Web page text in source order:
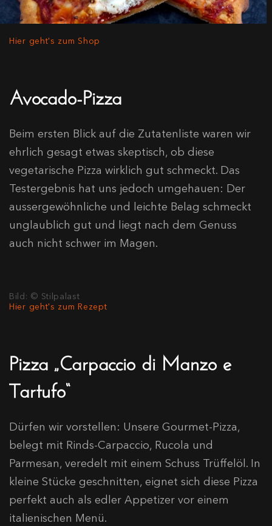
Hier geht's zum Shop
Avocado-Pizza
Beim ersten Blick auf die Zutatenliste waren wir
ehrlich gesagt etwas skeptisch, ob diese
vegetarische Pizza wirklich gut schmeckt. Das
Testergebnis hat uns jedoch umgehauen: Der
aussergewöhnliche und leichte Belag schmeckt
unglaublich gut und liegt nach dem Genuss
auch nicht schwer im Magen.
Bild: © Stilpalast
Hier geht's zum Rezept
Pizza „Carpaccio di Manzo e
Tartufo“
Dürfen wir vorstellen: Unsere Gourmet-Pizza,
belegt mit Rinds-Carpaccio, Rucola und
Parmesan, veredelt mit einem Schuss Trüffelöl. In
kleine Stücke geschnitten, eignet sich diese Pizza
perfekt auch als edler Appetizer vor einem
italienischen Menü.